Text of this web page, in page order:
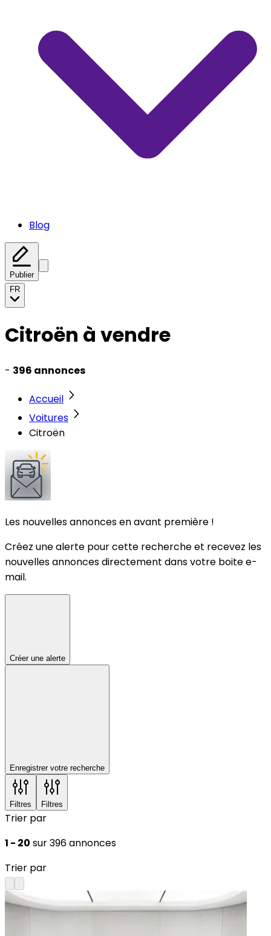
Blog
Publier
FR
Citroën à vendre
- 396 annonces
Accueil
Voitures
Citroën
Les nouvelles annonces en avant première !
Créez une alerte pour cette recherche et recevez les
nouvelles annonces directement dans votre boite e-
mail.
Créer une alerte
Enregistrer votre recherche
Filtres Filtres
Trier par
1 - 20 sur 396 annonces
Trier par